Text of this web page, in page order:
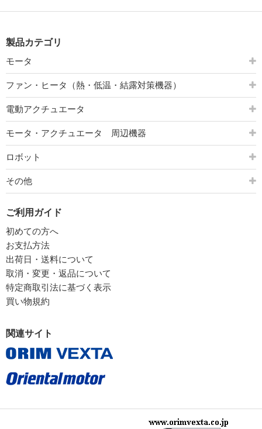
製品カテゴリ
モータ
ファン・ヒータ（熱・低温・結露対策機器）
電動アクチュエータ
モータ・アクチュエータ 周辺機器
ロボット
その他
ご利用ガイド
初めての方へ
お支払方法
出荷日・送料について
取消・変更・返品について
特定商取引法に基づく表示
買い物規約
関連サイト